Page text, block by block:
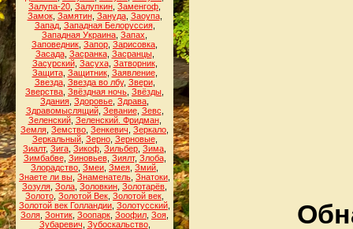
Залупа-20 Залупкин Заменгоф
Замок, Замятин, Зануда, Заоупа,
Запад, Западная Белоруссия,
Западная Украина Запах
Заповедник Запор Зарисовка
Засада, Засранка, Засранцы,
Засурский, Засуха, Затворник,
Защита, Защитник, Заявление,
Звезда, Звезда во лбу, Звери,
Зверства Звёздная ночь Звёзды
Здания Здоровье Здрава
Здравомыслящий, Зевание, Зевс
Зеленский, Зеленский. Фридман,
Земля Земство Зенкевич Зеркало
Зеркальный, Зерно, Зерновые,
Зиалт, Зига Зикоф Зильбер Зима
Зимбабве, Зиновьев, Зиялт, Злоба,
Злорадство Змеи Змея Змий
Знаете ли вы Знаменатель Знатоки
Зозуля Зола Золовкин Золотарёв
Золото Золотой Век Золотой век
Золотой век Голландии Золотусский
Золя Зонтик Зоопарк Зоофил Зоя
Зубаревич Зубоскальство,